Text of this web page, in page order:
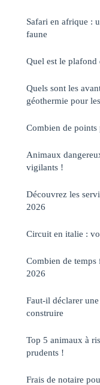
Safari en afrique :
faune
Quel est le
Quels sont les
géothermie pour
Combien de points
Animaux
vigilants !
Découvrez les
2026
Circuit en italie :
Combien de temps
2026
Faut-il déclarer
construire
Top 5 animaux à
prudents !
Frais de notaire